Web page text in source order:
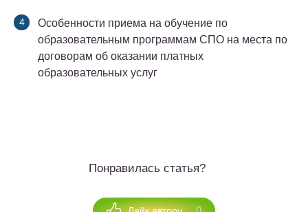
Особенности приема на обучение по
образовательным программам СПО на места по
договорам об оказании платных
образовательных услуг
Понравилась статья?